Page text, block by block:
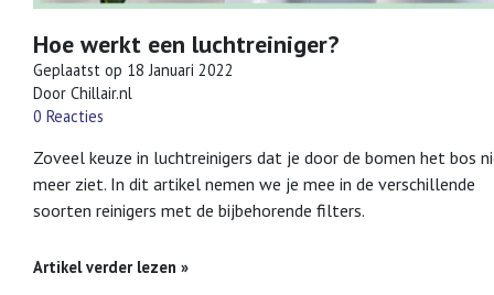
Hoe werkt een luchtreiniger?
Geplaatst op 18 Januari 2022
Door Chillair.nl
0 Reacties
Zoveel keuze in luchtreinigers dat je door de bomen het bos
meer ziet. In dit artikel nemen we je mee in de verschillende
soorten reinigers met de bijbehorende filters.
Artikel verder lezen »